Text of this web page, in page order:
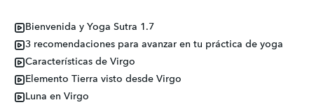
Bienvenida y Yoga Sutra 1.7
3 recomendaciones para avanzar en tu práctica de yoga
Características de Virgo
Elemento Tierra visto desde Virgo
Luna en Virgo